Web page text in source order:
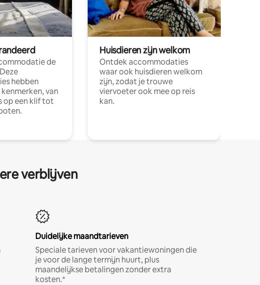
de
hebben
van
op een klif tot
Huisdieren zijn welkom
Ontdek accommodaties
waar ook huisdieren welkom
zijn, zodat je trouwe
viervoeter ook mee op reis
kan.
verblijven
Duidelijke maandtarieven
Speciale tarieven voor vakantiewoningen die
je voor de lange termijn huurt, plus
maandelijkse betalingen zonder extra
kosten.*